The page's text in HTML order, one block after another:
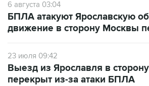
6 августа 03:04
БПЛА атакуют Ярославскую
движение в сторону Москвы
23 июля 09:42
Выезд из Ярославля в
перекрыт из-за атаки БПЛА